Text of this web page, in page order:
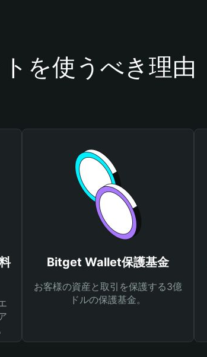
を使うべき理由
Bitget Wallet保護基金
お客様の資産と取引を保護する3億
ドルの保護基金。